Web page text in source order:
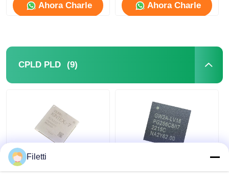
Ahora Charle Ahora Charle
CPLD PLD (9)
FCBGA-676 FPGA
Filetti